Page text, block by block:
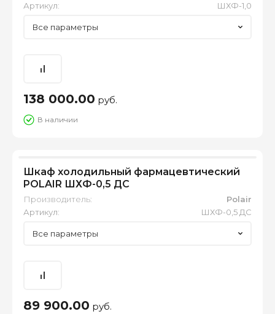
Артикул:
ШХФ-1,0
Все параметры
138 000.00 руб.
В наличии
Шкаф холодильный фармацевтический
POLAIR ШХФ-0,5 ДС
Производитель:
Polair
Артикул:
ШХФ-0,5 ДС
Все параметры
89 900.00 руб.